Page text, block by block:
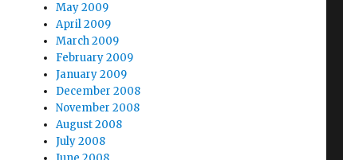
May 2009
April 2009
March 2009
February 2009
January 2009
December 2008
November 2008
August 2008
July 2008